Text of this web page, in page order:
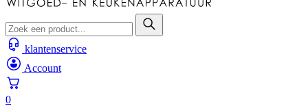
klantenservice
Account
0